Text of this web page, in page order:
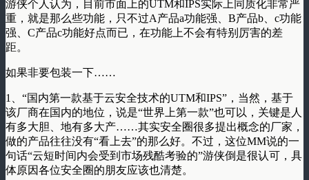
游侠个人认为，目前市面上的UTM和IPS实际上同质化非常严
重，就是那么些功能，只不过A产品a功能强、B产品b、c功能
强、C产品c功能好点而已，在功能上不会有特别厉害的差
距。
如果非要包装一下……
1、“国内第一款基于云安全技术的UTM和IPS”，当然，基于
该厂商在国内的地位，说是“世界上第一款”也可以，关键是人
有多大胆、地有多大产……其实安全圈很多提出概念的厂家，
做的产品往往没有“看上去”的那么好。不过，这位MM说的一
句话“云短时间内会受到市场残酷考验的”游侠倒是很认可，具
体原因各位安全圈的朋友应该也清楚。